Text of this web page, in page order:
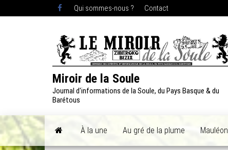
Qui sommes-nous ? Contact
Miroir de la Soule
Journal d'informations de la Soule, du Pays Basque & du
Barétous
À la une Au gré de la plume Mauléon